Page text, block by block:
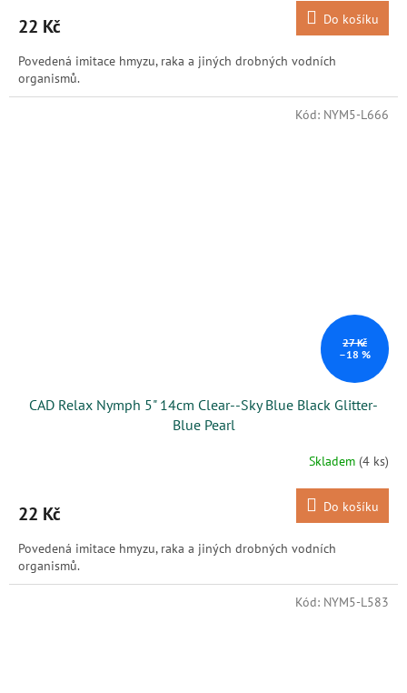
22 Kč Do košíku
Povedená imitace hmyzu, raka a jiných drobných vodních
organismů.
27 Kč
–18 %
CAD Relax Nymph 5" 14cm Clear--Sky Blue Black Glitter-
Blue Pearl
Skladem (4 ks)
22 Kč Do košíku
Povedená imitace hmyzu, raka a jiných drobných vodních
organismů.
Kód: NYM5-L666
Kód: NYM5-L583